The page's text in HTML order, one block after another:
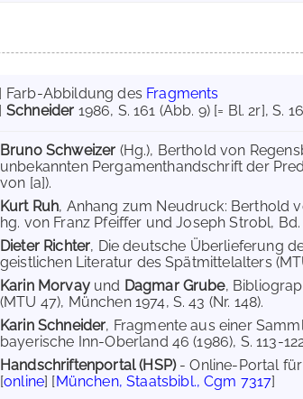
Farb-Abbildung des Fragments
Schneider 1986, S. 161 (Abb. 9) [= Bl. 2r], S.
Bruno Schweizer (Hg.), Berthold von
unbekannten Pergamenthandschrift der
von [a]).
Kurt Ruh, Anhang zum Neudruck: Berthold
hg. von Franz Pfeiffer und Joseph Strobl, Bd.
Dieter Richter, Die deutsche Überlieferung
geistlichen Literatur des Spätmittelalters
Karin Morvayund Dagmar Grube,
(MTU 47), München 1974, S. 43 (Nr. 148).
Karin Schneider, Fragmente aus einer
bayerische Inn-Oberland 46 (1986), S. 113-
Handschriftenportal (HSP)- Online-Portal
[online] [München, Staatsbibl., Cgm 7317]